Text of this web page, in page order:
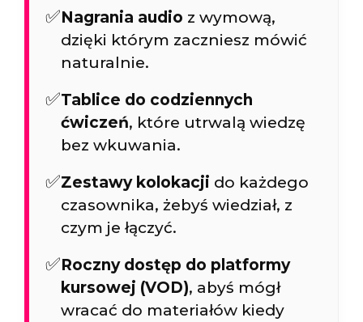
✅Nagrania audio z wymową,
dzięki którym zaczniesz mówić
naturalnie.
✅Tablice do codziennych
ćwiczeń, które utrwalą wiedzę
bez wkuwania.
✅Zestawy kolokacji do każdego
czasownika, żebyś wiedział, z
czym je łączyć.
✅Roczny dostęp do platformy
kursowej (VOD), abyś mógł
wracać do materiałów kiedy